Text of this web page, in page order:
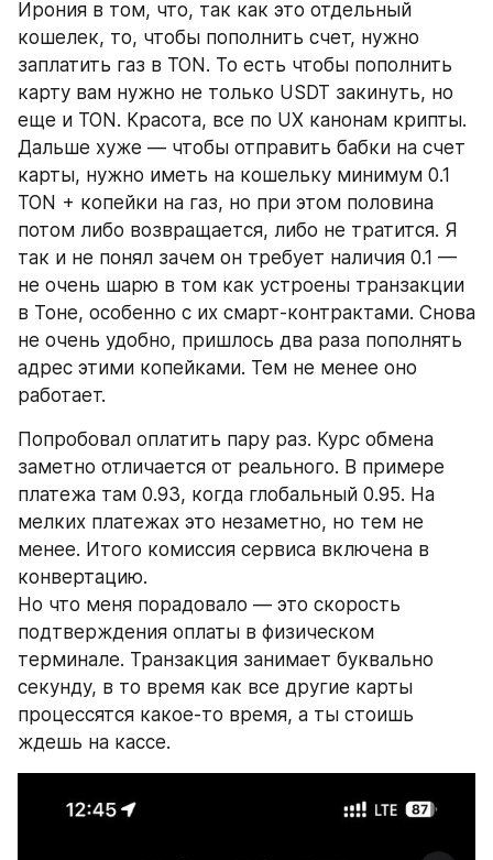
Ирония в том, что, так как это отдельный
кошелек, то, чтобы пополнить счет, нужно
заплатить газ в TON. То есть чтобы пополнить
карту вам нужно не только USDT закинуть, но
еще и TON. Красота, все по UX канонам крипты.
Дальше хуже — чтобы отправить бабки на счет
карты, нужно иметь на кошельку минимум 0.1
TON + копейки на газ, но при этом половина
потом либо возвращается, либо не тратится. Я
так и не понял зачем он требует наличия 0.1 —
не очень шарю в том как устроены транзакции
в Тоне, особенно с их смарт-контрактами. Снова
не очень удобно, пришлось два раза пополнять
адрес этими копейками. Тем не менее оно
работает.
Попробовал оплатить пару раз. Курс обмена
заметно отличается от реального. В примере
платежа там 0.93, когда глобальный 0.95. На
мелких платежах это незаметно, но тем не
менее. Итого комиссия сервиса включена в
конвертацию.
Но что меня порадовало — это скорость
подтверждения оплаты в физическом
терминале. Транзакция занимает буквально
секунду, в то время как все другие карты
процессятся какое-то время, а ты стоишь
ждешь на кассе.